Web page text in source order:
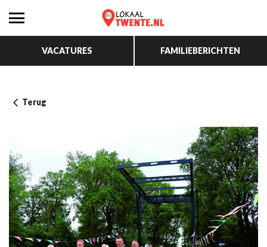
VACATURES FAMILIEBERICHTEN
Terug